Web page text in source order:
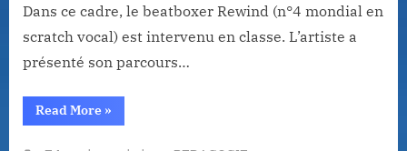
Dans ce cadre, le beatboxer Rewind (n°4 mondial en
scratch vocal) est intervenu en classe. L’artiste a
présenté son parcours…
Read More“Projet
« les
saisons
»